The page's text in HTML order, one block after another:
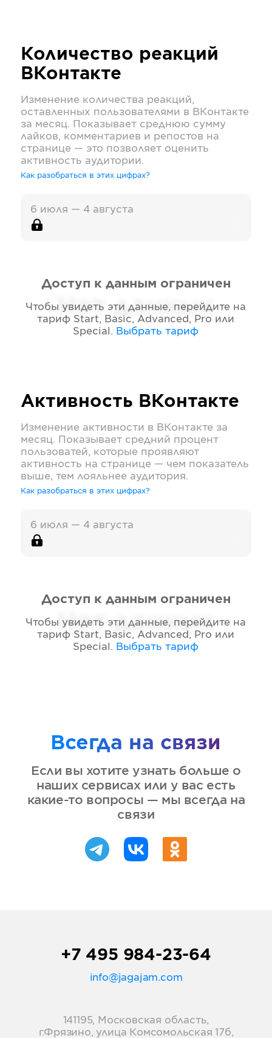
Количество реакций
ВКонтакте
Изменение количества реакций,
оставленных пользователями в ВКонтакте
за месяц. Показывает среднюю сумму
лайков, комментариев и репостов на
странице — это позволяет оценить
активность аудитории.
Как разобраться в этих цифрах?
6 июля — 4 августа
Нет данных
Доступ к данным ограничен
Чтобы увидеть эти данные, перейдите на
тариф Start, Basic, Advanced, Pro или
Special . Выбрать тариф
Активность ВКонтакте
Изменение активности в ВКонтакте за
месяц. Показывает средний процент
пользоватей, которые проявляют
активность на странице — чем показатель
выше, тем лояльнее аудитория.
Как разобраться в этих цифрах?
6 июля — 4 августа
Нет данных
Доступ к данным ограничен
Чтобы увидеть эти данные, перейдите на
тариф Start, Basic, Advanced, Pro или
Special . Выбрать тариф
Всегда на связи
Если вы хотите узнать больше о
наших сервисах или у вас есть
какие-то вопросы — мы всегда на
связи
+7 495 984-23-64
info@jagajam.com
141195, Московская область,
г.Фрязино, улица Комсомольская 17б,